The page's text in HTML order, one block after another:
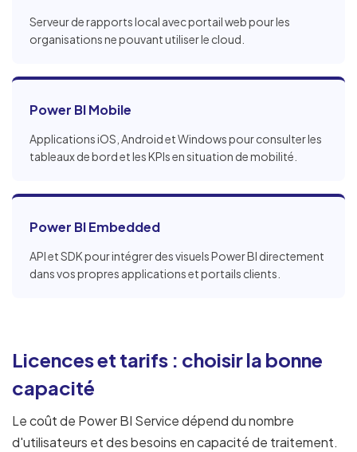
Serveur de rapports local avec portail web pour les
organisations ne pouvant utiliser le cloud.
Power BI Mobile
Applications iOS, Android et Windows pour consulter les
tableaux de bord et les KPIs en situation de mobilité.
Power BI Embedded
API et SDK pour intégrer des visuels Power BI directement
dans vos propres applications et portails clients.
Licences et tarifs : choisir la bonne
capacité
Le coût de Power BI Service dépend du nombre
d'utilisateurs et des besoins en capacité de traitement.